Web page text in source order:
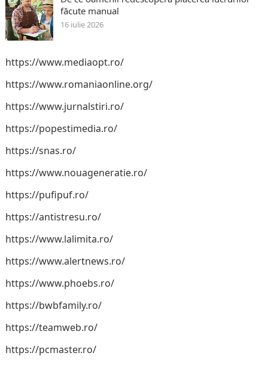
făcute manual
16 iulie 2026
https://www.mediaopt.ro/
https://www.romaniaonline.org/
https://www.jurnalstiri.ro/
https://popestimedia.ro/
https://snas.ro/
https://www.nouageneratie.ro/
https://pufipuf.ro/
https://antistresu.ro/
https://www.lalimita.ro/
https://www.alertnews.ro/
https://www.phoebs.ro/
https://bwbfamily.ro/
https://teamweb.ro/
https://pcmaster.ro/